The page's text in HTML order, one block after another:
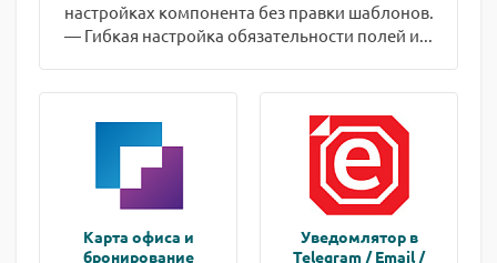
настройках компонента без правки шаблонов.
— Гибкая настройка обязательности полей и...
Карта офиса и
бронирование
Уведомлятор в
Telegram / Email /